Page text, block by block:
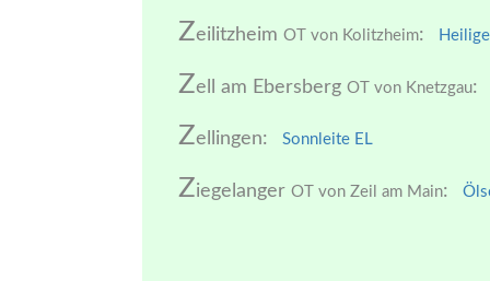
Zeilitzheim OT von Kolitzheim:
Zell am Ebersberg OT von Knetzgau:
Zellingen: Sonnleite EL
Ziegelanger OT von Zeil am Main: